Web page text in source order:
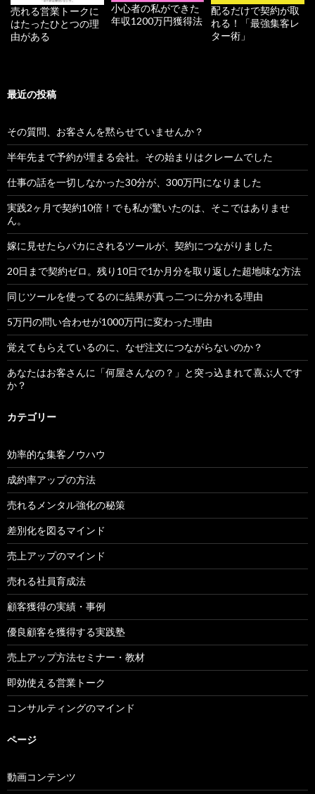
売れる営業トークに
はたったひとつの理
由がある
小心者の私ができた
年収1200万円獲得法
配るだけで契約が取
れる！「最強集客レ
ター術」
最近の投稿
その質問、お客さんを黙らせていませんか？
半年先まで予約が埋まる会社。その始まりはクレームでした
仕事の話を一切しなかった30分が、300万円になりました
実践2ヶ月で契約10倍！でも私が驚いたのは、そこではありませ
ん。
嫁に見せたらバカにされるツールが、契約につながりました
20日まで契約ゼロ。残り10日で1か月分を取り返した超地味な方法
同じツールを使ってるのに結果が真っ二つに分かれる理由
5万円の問い合わせが1000万円に変わった理由
覚えてもらえているのに、なぜ注文につながらないのか？
あなたはお客さんに「何屋さんなの？」と突っ込まれて喜ぶ人です
か？
カテゴリー
効率的な集客ノウハウ
成約率アップの方法
売れるメンタル強化の秘策
差別化を図るマインド
売上アップのマインド
売れる社員育成法
顧客獲得の実績・事例
優良顧客を獲得する実践塾
売上アップ方法セミナー・教材
即効使える営業トーク
コンサルティングのマインド
ページ
動画コンテンツ